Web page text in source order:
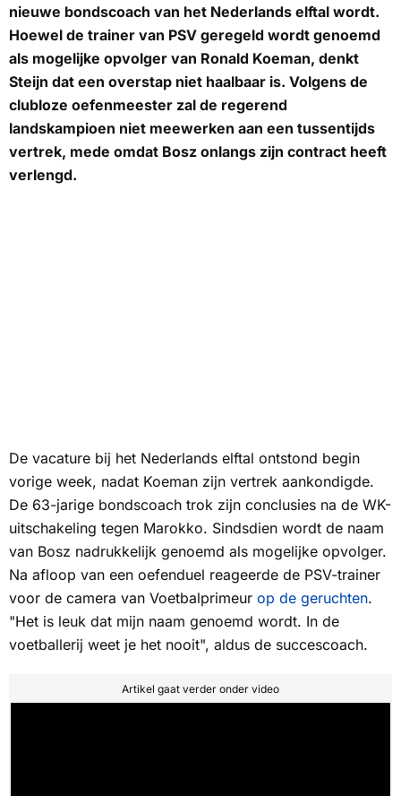
nieuwe bondscoach van het Nederlands elftal wordt.
Hoewel de trainer van PSV geregeld wordt genoemd
als mogelijke opvolger van Ronald Koeman, denkt
Steijn dat een overstap niet haalbaar is. Volgens de
clubloze oefenmeester zal de regerend
landskampioen niet meewerken aan een tussentijds
vertrek, mede omdat Bosz onlangs zijn contract heeft
verlengd.
De vacature bij het Nederlands elftal ontstond begin
vorige week, nadat Koeman zijn vertrek aankondigde.
De 63-jarige bondscoach trok zijn conclusies na de WK-
uitschakeling tegen Marokko. Sindsdien wordt de naam
van Bosz nadrukkelijk genoemd als mogelijke opvolger.
Na afloop van een oefenduel reageerde de PSV-trainer
voor de camera van Voetbalprimeur op de geruchten.
"Het is leuk dat mijn naam genoemd wordt. In de
voetballerij weet je het nooit", aldus de succescoach.
Artikel gaat verder onder video